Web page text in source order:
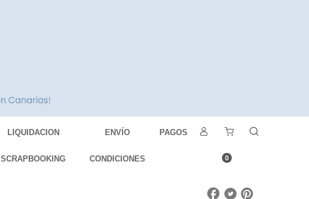
LIQUIDACION
SCRAPBOOKING
ENVÍO
CONDICIONES
PAGOS
0